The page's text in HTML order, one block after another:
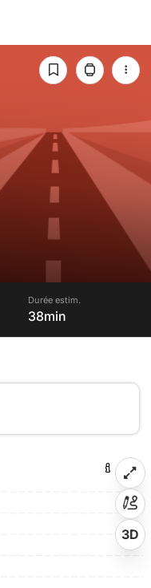
Durée estim.
38min
3D